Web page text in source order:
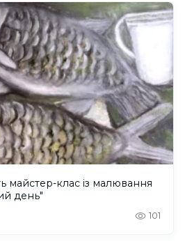
майстер-клас із малювання
день"
101